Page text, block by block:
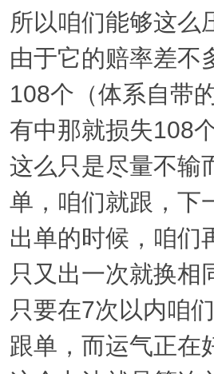
所以咱们能够这么
由于它的赔率差不
108个（体系自带
有中那就损失108
这么只是尽量不输
单，咱们就跟，下
出单的时候，咱们
只又出一次就换相
只要在7次以内咱
跟单，而运气正在